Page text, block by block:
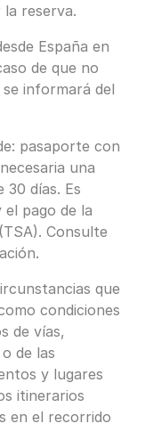
reserva.
España en
de que no
se informará del
pasaporte con
una
30 días. Es
pago de la
Consulte
que
condiciones
de vías,
de las
y lugares
itinerarios
en el recorrido